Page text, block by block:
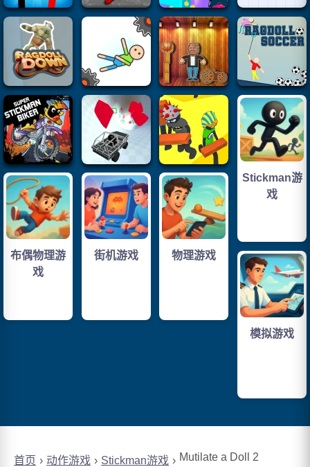
首页 动作游戏 Stickman游戏 Mutilate a Doll 2
Stickman游
戏
布偶物理游
戏
街机游戏 物理游戏
模拟游戏